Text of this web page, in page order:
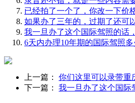
已经拍了一个了，你改一下价
如果办了三年的，过期了还可
我一旦办了这个国际驾照的话
6天内办理10年期的国际驾照多
上一篇： 你们这里可以录带重
下一篇： 我一旦办了这个国际